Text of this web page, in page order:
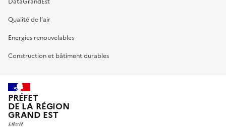
Qualité de l’air
Energies renouvelables
Construction et bâtiment durables
PRÉFET
DE LA RÉGION
GRAND EST